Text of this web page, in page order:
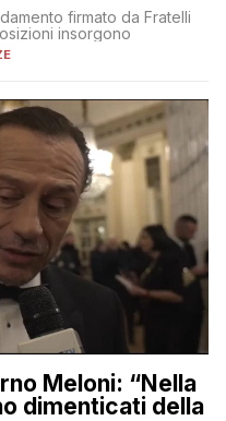
firmato da Fratelli
insorgono
Meloni: “Nella
dimenticati della